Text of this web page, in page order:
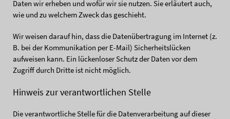
Daten wir erheben und wofür wir sie nutzen. Sie erläutert auch,
wie und zu welchem Zweck das geschieht.
Wir weisen darauf hin, dass die Datenübertragung im Internet (z.
B. bei der Kommunikation per E-Mail) Sicherheitslücken
aufweisen kann. Ein lückenloser Schutz der Daten vor dem
Zugriff durch Dritte ist nicht möglich.
Hinweis zur verantwortlichen Stelle
Die verantwortliche Stelle für die Datenverarbeitung auf dieser